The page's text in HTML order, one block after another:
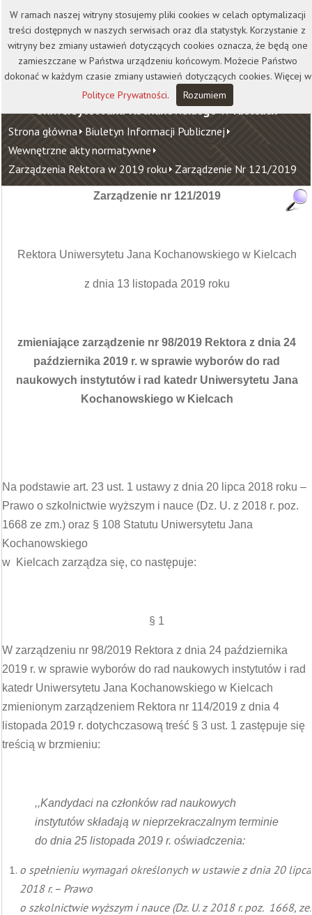
Kontakt Biblioteka
Wydawnictwo
Wirtualna Uczelnia
Uniwersytet Jana Kochanowskiego w Kielcach
Strona główna Biuletyn Informacji Publicznej
Wewnętrzne akty normatywne
Zarządzenia Rektora w 2019 roku Zarządzenie Nr 121/2019
Zarządzenie nr 121/2019
Rektora Uniwersytetu Jana Kochanowskiego w Kielcach
z dnia 13 listopada 2019 roku
zmieniające zarządzenie nr 98/2019 Rektora z dnia 24
października 2019 r. w sprawie wyborów do rad
naukowych instytutów i rad katedr Uniwersytetu Jana
Kochanowskiego w Kielcach
Na podstawie art. 23 ust. 1 ustawy z dnia 20 lipca 2018 roku –
Prawo o szkolnictwie wyższym i nauce (Dz. U. z 2018 r. poz.
1668 ze zm.) oraz § 108 Statutu Uniwersytetu Jana
Kochanowskiego
w Kielcach zarządza się, co następuje:
§ 1
W zarządzeniu nr 98/2019 Rektora z dnia 24 października
2019 r. w sprawie wyborów do rad naukowych instytutów i rad
katedr Uniwersytetu Jana Kochanowskiego w Kielcach
zmienionym zarządzeniem Rektora nr 114/2019 z dnia 4
listopada 2019 r. dotychczasową treść § 3 ust. 1 zastępuje się
treścią w brzmieniu:
,,Kandydaci na członków rad naukowych
instytutów składają w nieprzekraczalnym terminie
do dnia 25 listopada 2019 r. oświadczenia:
o spełnieniu wymagań określonych w ustawie z dnia 20 lipca
2018 r. – Prawo
o szkolnictwie wyższym i nauce (Dz. U. z 2018 r. poz. 1668, ze.
W ramach naszej witryny stosujemy pliki cookies w celach optymalizacji
treści dostępnych w naszych serwisach oraz dla statystyk. Korzystanie z
witryny bez zmiany ustawień dotyczących cookies oznacza, że będą one
zamieszczane w Państwa urządzeniu końcowym. Możecie Państwo
dokonać w każdym czasie zmiany ustawień dotyczących cookies. Więcej w
Polityce Prywatności. Rozumiem